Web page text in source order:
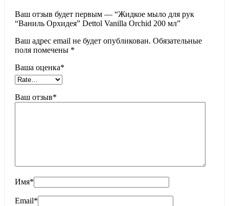
Ваш отзыв будет первым — “Жидкое мыло для рук
“Ваниль Орхидея” Dettol Vanilla Orchid 200 мл”
Ваш адрес email не будет опубликован. Обязательные
поля помечены *
Ваша оценка*
Ваш отзыв*
Имя*
Email*